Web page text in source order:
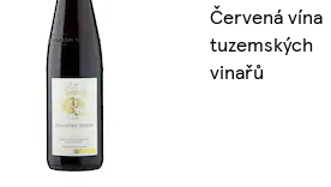
Červená vína
tuzemských
vinařů